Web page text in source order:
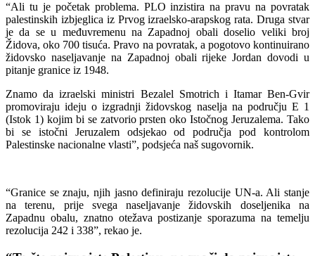
“Ali tu je početak problema. PLO inzistira na pravu na povratak
palestinskih izbjeglica iz Prvog izraelsko-arapskog rata. Druga stvar
je da se u međuvremenu na Zapadnoj obali doselio veliki broj
Židova, oko 700 tisuća. Pravo na povratak, a pogotovo kontinuirano
židovsko naseljavanje na Zapadnoj obali rijeke Jordan dovodi u
pitanje granice iz 1948.
Znamo da izraelski ministri Bezalel Smotrich i Itamar Ben-Gvir
promoviraju ideju o izgradnji židovskog naselja na području E 1
(Istok 1) kojim bi se zatvorio prsten oko Istočnog Jeruzalema. Tako
bi se istočni Jeruzalem odsjekao od područja pod kontrolom
Palestinske nacionalne vlasti”, podsjeća naš sugovornik.
“Granice se znaju, njih jasno definiraju rezolucije UN-a. Ali stanje
na terenu, prije svega naseljavanje židovskih doseljenika na
Zapadnu obalu, znatno otežava postizanje sporazuma na temelju
rezolucija 242 i 338”, rekao je.